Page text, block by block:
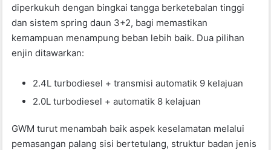
diperkukuh dengan bingkai tangga berketebalan tinggi
dan sistem spring daun 3+2, bagi memastikan
kemampuan menampung beban lebih baik. Dua pilihan
enjin ditawarkan:
2.4L turbodiesel + transmisi automatik 9 kelajuan
2.0L turbodiesel + automatik 8 kelajuan
GWM turut menambah baik aspek keselamatan melalui
pemasangan palang sisi bertetulang, struktur badan jenis